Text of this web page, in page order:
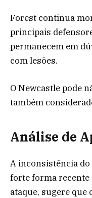
Forest continua
principais
permanecem em
com lesões.
O Newcastle pode
também
Análise de
A inconsistência do
forte forma recente
ataque, sugere